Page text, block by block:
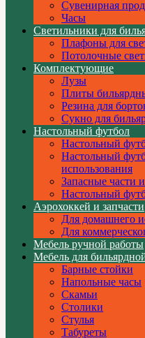
Сувенирная
Часы
Светильники для
Плафоны для
Потолочные
Комплектующие
Лузы
Плиты
Резина для
Сукно для
Настольный футбол
Настольный
Настольный
использования
Запасные части
Настольный
Аэрохоккей и запчасти
Для домашнего
Для
Мебель ручной работы
Мебель для
Барные стойки
Напольные часы
Скамьи
Столики
Стулья
Табуреты